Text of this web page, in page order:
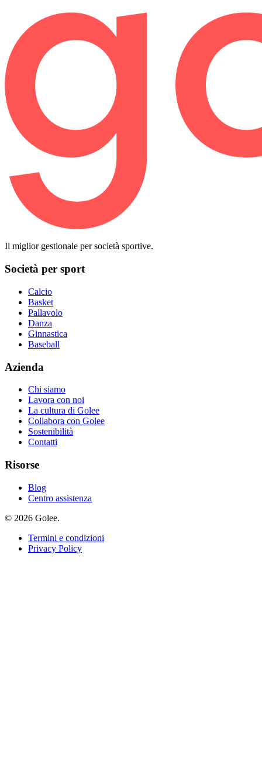
Il miglior gestionale per società sportive.
Società per sport
Calcio
Basket
Pallavolo
Danza
Ginnastica
Baseball
Azienda
Chi siamo
Lavora con noi
La cultura di Golee
Collabora con Golee
Sostenibilità
Contatti
Risorse
Blog
Centro assistenza
© 2026 Golee.
Termini e condizioni
Privacy Policy